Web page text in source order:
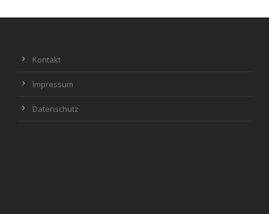
Kontakt
Impressum
Datenschutz